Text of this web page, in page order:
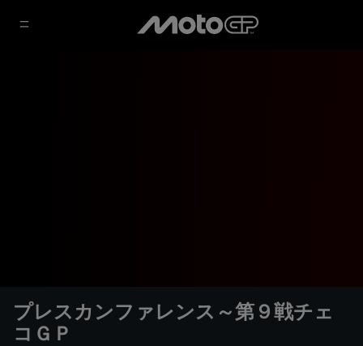
プレスカンファレンス～第９戦チェ
コＧＰ